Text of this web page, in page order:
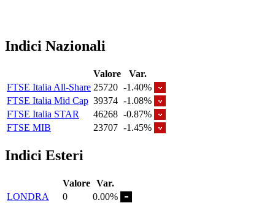
Indici Nazionali
Valore
Var.
FTSE Italia All-Share 25720 -1.40%
FTSE Italia Mid Cap 39374 -1.08%
FTSE Italia STAR
46268 -0.87%
FTSE MIB
23707 -1.45%
Indici Esteri
Valore Var.
LONDRA
0
0.00%